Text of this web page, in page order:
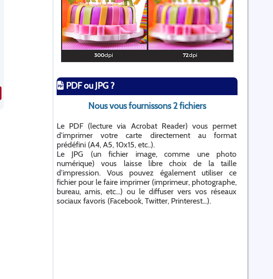
PDF ou JPG ?
Nous vous fournissons 2 fichiers
Le PDF (lecture via Acrobat Reader) vous permet
d'imprimer votre carte directement au format
prédéfini (A4, A5, 10x15, etc..).
Le JPG (un fichier image, comme une photo
numérique) vous laisse libre choix de la taille
d'impression. Vous pouvez également utiliser ce
fichier pour le faire imprimer (imprimeur, photographe,
bureau, amis, etc...) ou le diffuser vers vos réseaux
sociaux favoris (Facebook, Twitter, Printerest...).